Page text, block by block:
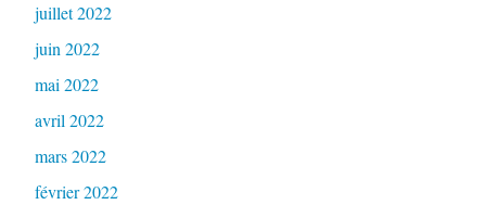
juillet 2022
juin 2022
mai 2022
avril 2022
mars 2022
février 2022